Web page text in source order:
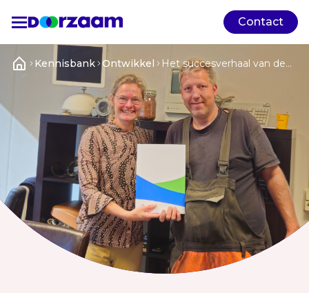
Contact
Kennisbank Ontwikkel
Het succesverhaal van de
doof geboren Michael